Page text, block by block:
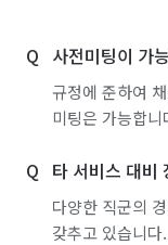
사전미팅이 가
규정에 준하여
미팅은 가능합니
타 서비스 대비
다양한 직군의
갖추고 있습니